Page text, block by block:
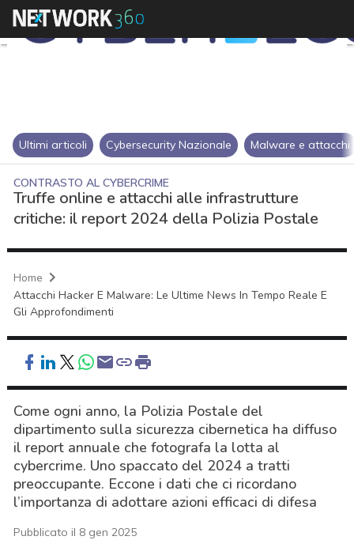
Ultimi articoli Cybersecurity Nazionale Malware e attacchi
CONTRASTO AL CYBERCRIME
Truffe online e attacchi alle infrastrutture
critiche: il report 2024 della Polizia Postale
Home
Attacchi Hacker E Malware: Le Ultime News In Tempo Reale E
Gli Approfondimenti
Come ogni anno, la Polizia Postale del
dipartimento sulla sicurezza cibernetica ha diffuso
il report annuale che fotografa la lotta al
cybercrime. Uno spaccato del 2024 a tratti
preoccupante. Eccone i dati che ci ricordano
l’importanza di adottare azioni efficaci di difesa
Pubblicato il 8 gen 2025